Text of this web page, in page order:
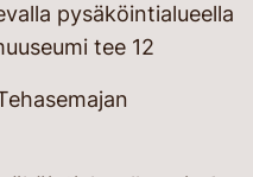
pysäköintialueella
tee 12